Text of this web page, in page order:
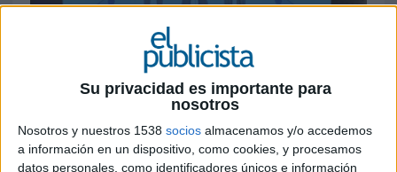
Su privacidad es importante para
nosotros
Nosotros y nuestros 1538 socios almacenamos y/o accedemos
a información en un dispositivo, como cookies, y procesamos
datos personales, como identificadores únicos e información
FICHA TÉCNICA
Anunciante: Movistar
Campaña: Atlético de Madrid
Sector: Patrocinios